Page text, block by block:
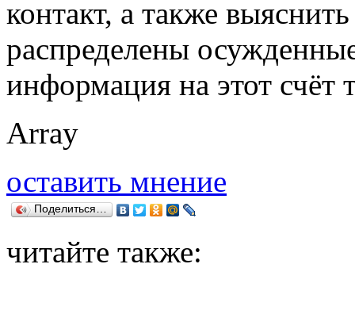
контакт, а также
распределены
информация на этот счёт
Array
оставить мнение
Поделиться…
читайте также: